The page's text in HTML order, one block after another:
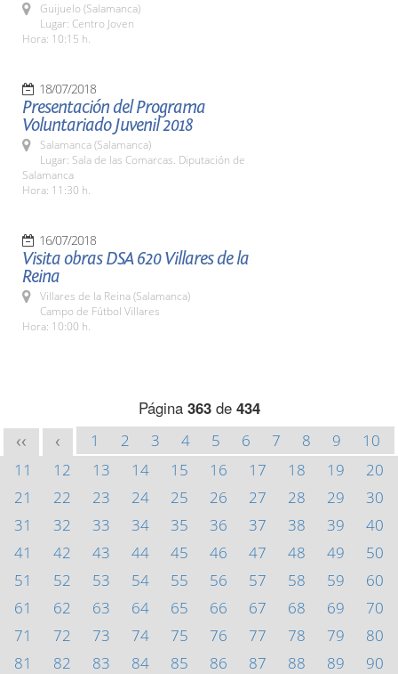
Guijuelo (Salamanca)
Lugar: Centro Joven
Hora: 10:15 h.
18/07/2018
Presentación del Programa
Voluntariado Juvenil 2018
Salamanca (Salamanca)
Lugar: Sala de las Comarcas. Diputación de
Salamanca
Hora: 11:30 h.
16/07/2018
Visita obras DSA 620 Villares de la
Reina
Villares de la Reina (Salamanca)
Campo de Fútbol Villares
Hora: 10:00 h.
Página 363de 434
<< < 1 2 3 4 5 6 7 8 9
10
11
12 13 14 15 16 17 18 19
20
21
22 23 24 25 26 27 28 29
30
31
32 33 34 35 36 37 38 39
40
41
42 43 44 45 46 47 48 49
50
51
52 53 54 55 56 57 58 59
60
61
62 63 64 65 66 67 68 69
70
71
72 73 74 75 76 77 78 79
80
81
82 83 84 85 86 87 88 89
90